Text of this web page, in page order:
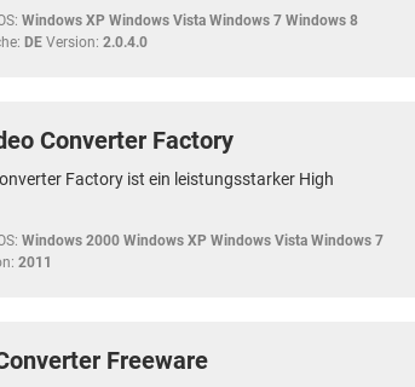
Windows XP Windows Vista Windows 7 Windows 8
DE Version: 2.0.4.0
Converter Factory
Factory ist ein leistungsstarker High
Windows 2000 Windows XP Windows Vista Windows 7
2011
Freeware